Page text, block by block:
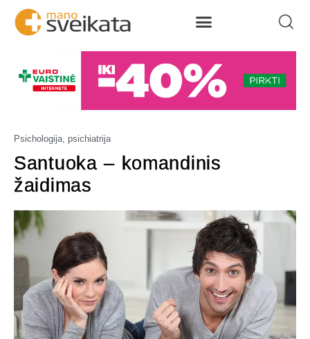
Psichologija, psichiatrija
Santuoka – komandinis
žaidimas